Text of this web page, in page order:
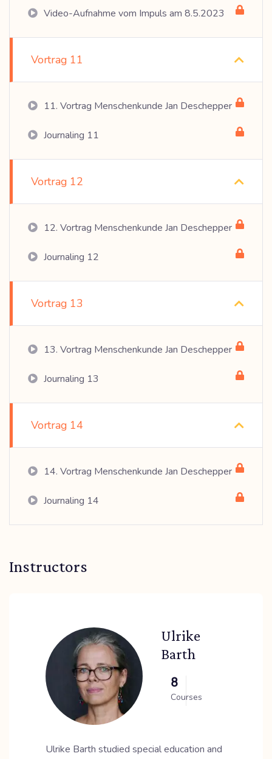
Video-Aufnahme vom Impuls am 8.5.2023
Vortrag 11
11. Vortrag Menschenkunde Jan Deschepper
Journaling 11
Vortrag 12
12. Vortrag Menschenkunde Jan Deschepper
Journaling 12
Vortrag 13
13. Vortrag Menschenkunde Jan Deschepper
Journaling 13
Vortrag 14
14. Vortrag Menschenkunde Jan Deschepper
Journaling 14
Instructors
Ulrike
Barth
8
Courses
Ulrike Barth studied special education and